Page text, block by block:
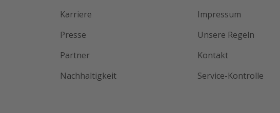
Karriere
Presse
Partner
Nachhaltigkeit
Impressum
Unsere Regeln
Kontakt
Service-Kontrolle